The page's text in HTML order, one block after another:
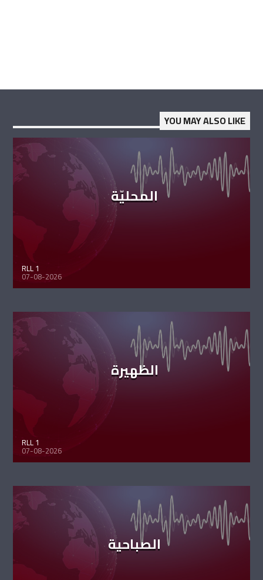
YOU MAY ALSO LIKE
المحليّة
RLL 1
07-08-2026
الظهيرة
RLL 1
07-08-2026
الصباحية